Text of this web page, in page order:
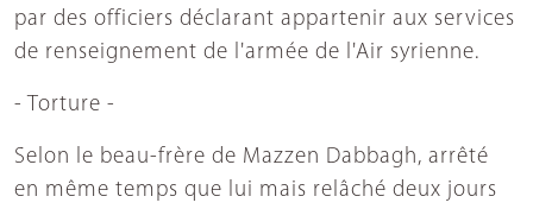
par des officiers déclarant appartenir aux services
de renseignement de l'armée de l'Air syrienne.
- Torture -
Selon le beau-frère de Mazzen Dabbagh, arrêté
en même temps que lui mais relâché deux jours